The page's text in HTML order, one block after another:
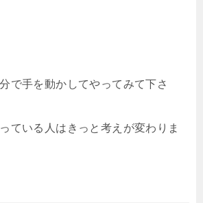
で手を動かしてやってみて下さ
ている人はきっと考えが変わりま